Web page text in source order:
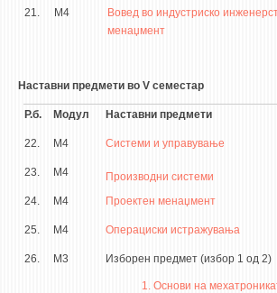
21. М4
Вовед во индустриско
менаџмент
Наставни предмети во V семестар
Р.б. Модул Наставни предмети
22. М4 Системи и управување
23. М4 Производни системи
24. М4 Проектен менаџмент
25. М4 Операциски истражувања
26. М3 Изборен предмет (избор 1 од 2)
1. Основи на